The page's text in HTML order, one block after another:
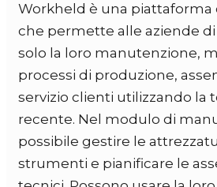
Workheld è una
che permette alle aziende
solo la loro manutenzione,
processi di produzione,
servizio clienti utilizzando la
recente. Nel modulo di
possibile gestire le
strumenti e pianificare le